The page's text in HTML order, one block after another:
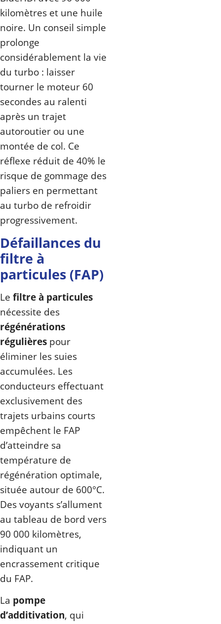
kilomètres et une huile
noire. Un conseil simple
prolonge
considérablement la vie
du turbo : laisser
tourner le moteur 60
secondes au ralenti
après un trajet
autoroutier ou une
montée de col. Ce
réflexe réduit de 40% le
risque de gommage des
paliers en permettant
au turbo de refroidir
progressivement.
Défaillances du
filtre à
particules (FAP)
Le filtre à particules
nécessite des
régénérations
régulières pour
éliminer les suies
accumulées. Les
conducteurs effectuant
exclusivement des
trajets urbains courts
empêchent le FAP
d’atteindre sa
température de
régénération optimale,
située autour de 600°C.
Des voyants s’allument
au tableau de bord vers
90 000 kilomètres,
indiquant un
encrassement critique
du FAP.
La pompe
d’additivation, qui